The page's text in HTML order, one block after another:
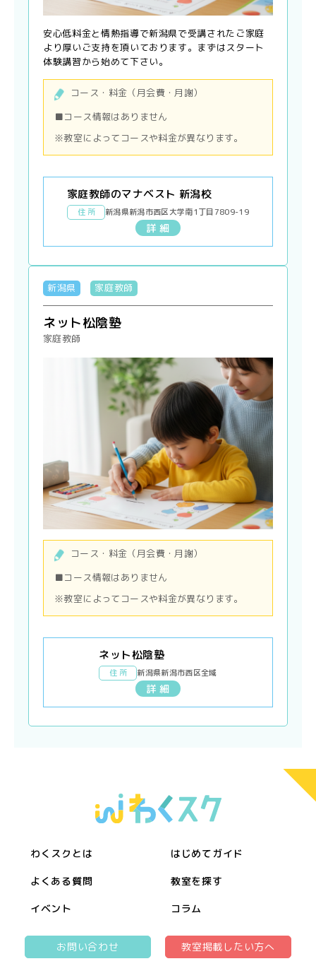
安心低料金と情熱指導で新潟県で受講されたご家庭
より厚いご支持を頂いております。まずはスタート
体験講習から始めて下さい。
コース・料金（月会費・月謝）
■コース情報はありません
※教室によってコースや料金が異なります。
家庭教師のマナベスト 新潟校
住 所 新潟県新潟市西区大学南1丁目7809-19
詳 細
新潟県 家庭教師
ネット松陰塾
家庭教師
コース・料金（月会費・月謝）
■コース情報はありません
※教室によってコースや料金が異なります。
ネット松陰塾
住 所 新潟県新潟市西区全域
詳 細
わくスクとは はじめてガイド
よくある質問 教室を探す
イベント コラム
お問い合わせ 教室掲載したい方へ